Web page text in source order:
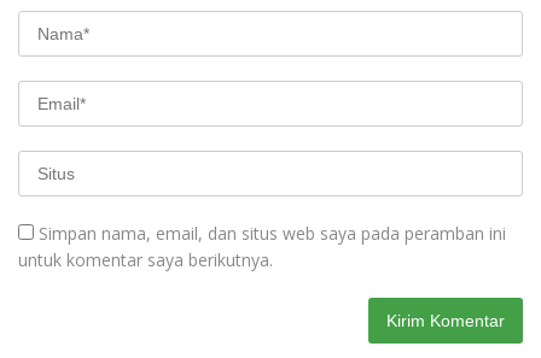
Simpan nama, email, dan situs web saya pada peramban ini
untuk komentar saya berikutnya.